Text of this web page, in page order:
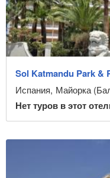
Sol Katmandu Park &
Испания, Майорка
Нет туров в этот